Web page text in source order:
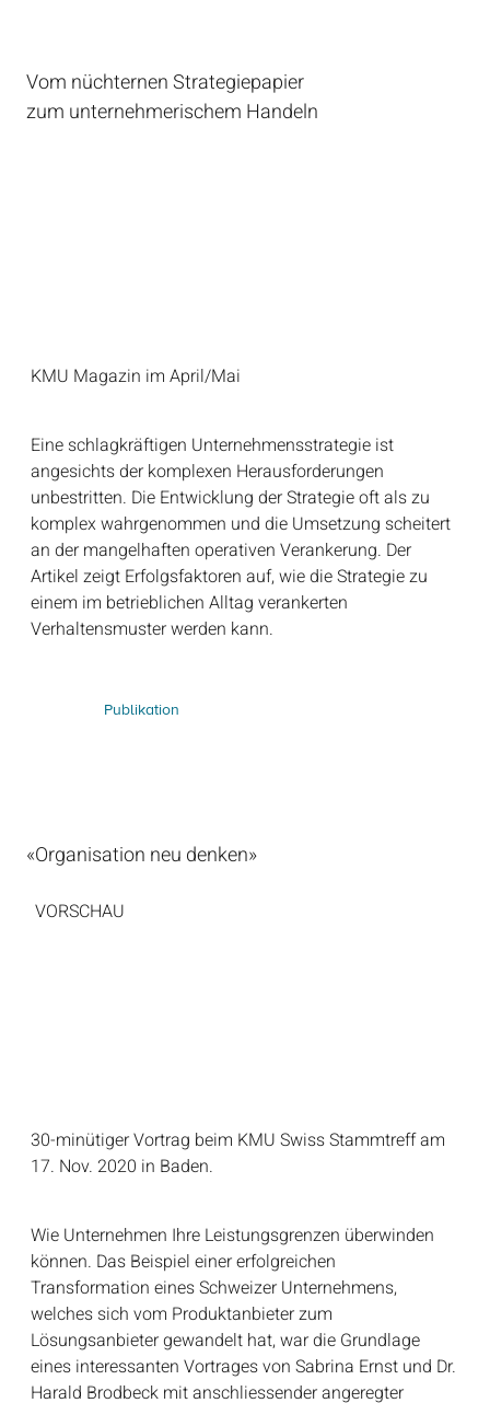
Publikation
Vom nüchternen Strategiepapier
zum unternehmerischem Handeln
KMU Magazin im April/Mai
Eine schlagkräftigen Unternehmensstrategie ist
angesichts der komplexen Herausforderungen
unbestritten. Die Entwicklung der Strategie oft als zu
komplex wahrgenommen und die Umsetzung scheitert
an der mangelhaften operativen Verankerung. Der
Artikel zeigt Erfolgsfaktoren auf, wie die Strategie zu
einem im betrieblichen Alltag verankerten
Verhaltensmuster werden kann.
«Organisation neu denken»
30-minütiger Vortrag beim KMU Swiss Stammtreff am
17. Nov. 2020 in Baden.
Wie Unternehmen Ihre Leistungsgrenzen überwinden
können. Das Beispiel einer erfolgreichen
Transformation eines Schweizer Unternehmens,
welches sich vom Produktanbieter zum
Lösungsanbieter gewandelt hat, war die Grundlage
eines interessanten Vortrages von Sabrina Ernst und Dr.
Harald Brodbeck mit anschliessender angeregter
VORSCHAU